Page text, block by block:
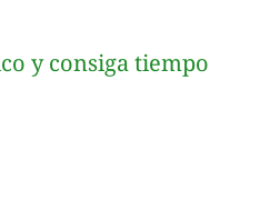
y consiga tiempo